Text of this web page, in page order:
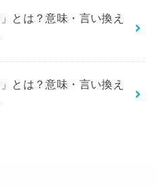
とは？意味・言い換え
とは？意味・言い換え